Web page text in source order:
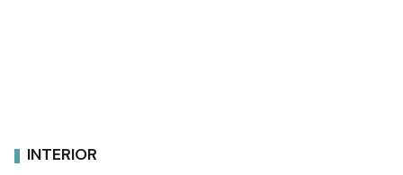
INTERIOR